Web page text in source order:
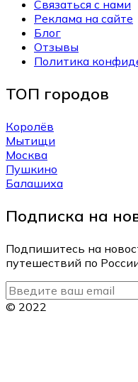
Связаться с нами
Реклама на сайте
Блог
Отзывы
Политика
ТОП городов
Королёв
Мытищи
Москва
Пушкино
Балашиха
Подписка на
Подпишитесь на
путешествий по
© 2022